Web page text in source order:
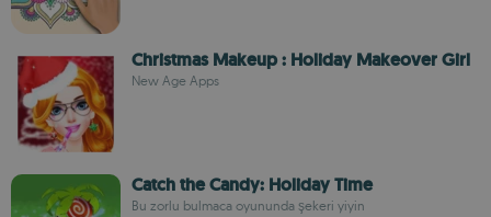
Christmas Makeup : Holiday Makeover Girl
New Age Apps
Catch the Candy: Holiday Time
Bu zorlu bulmaca oyununda şekeri yiyin